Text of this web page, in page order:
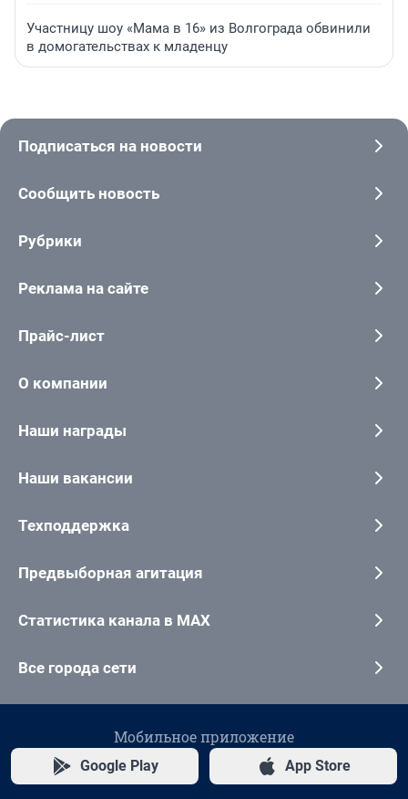
Участницу шоу «Мама в 16» из Волгограда обвинили
в домогательствах к младенцу
Подписаться на новости
Сообщить новость
Рубрики
Реклама на сайте
Прайс-лист
О компании
Наши награды
Наши вакансии
Техподдержка
Предвыборная агитация
Статистика канала в MAX
Все города сети
Мобильное приложение
Google Play App Store